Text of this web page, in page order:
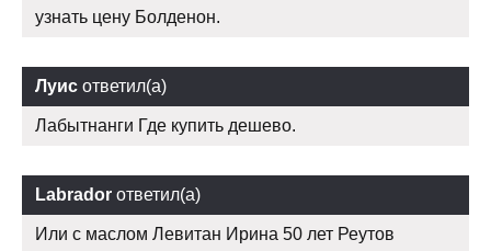
узнать цену Болденон.
Луис ответил(а)
Лабытнанги Где купить дешево.
Labrador ответил(а)
Или с маслом Левитан Ирина 50 лет Реутов